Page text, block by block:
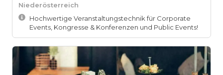
Niederösterreich
Hochwertige Veranstaltungstechnik für Corporate
Events, Kongresse & Konferenzen und Public Events!